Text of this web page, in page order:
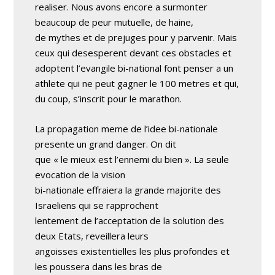
realiser. Nous avons encore a surmonter
beaucoup de peur mutuelle, de haine,
de mythes et de prejuges pour y parvenir. Mais
ceux qui desesperent devant ces obstacles et
adoptent l’evangile bi-national font penser a un
athlete qui ne peut gagner le 100 metres et qui,
du coup, s’inscrit pour le marathon.
La propagation meme de l’idee bi-nationale
presente un grand danger. On dit
que « le mieux est l’ennemi du bien ». La seule
evocation de la vision
bi-nationale effraiera la grande majorite des
Israeliens qui se rapprochent
lentement de l’acceptation de la solution des
deux Etats, reveillera leurs
angoisses existentielles les plus profondes et
les poussera dans les bras de